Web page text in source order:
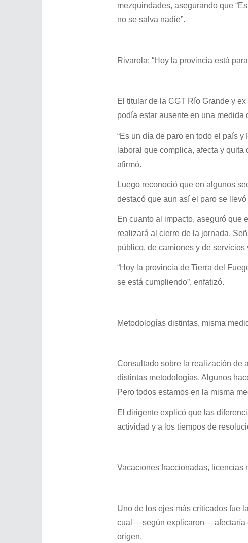
mezquindades, asegurando que
no se salva nadie”.
Rivarola: “Hoy la provincia está
El titular de la CGT Río Grande y
podía estar ausente en una
“Es un día de paro en todo el país
laboral que complica, afecta y
afirmó.
Luego reconoció que en algunos
destacó que aun así el paro se
En cuanto al impacto, aseguró que
realizará al cierre de la jornada.
público, de camiones y de
“Hoy la provincia de Tierra del
se está cumpliendo”, enfatizó.
Metodologías distintas, misma
Consultado sobre la realización de
distintas metodologías. Algunos
Pero todos estamos en la misma
El dirigente explicó que las
actividad y a los tiempos de
Vacaciones fraccionadas, licencias
Uno de los ejes más criticados fue
cual —según explicaron— afectaría
origen.